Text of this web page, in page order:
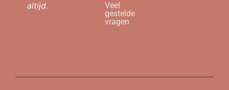
altijd.
Veel
gestelde
vragen